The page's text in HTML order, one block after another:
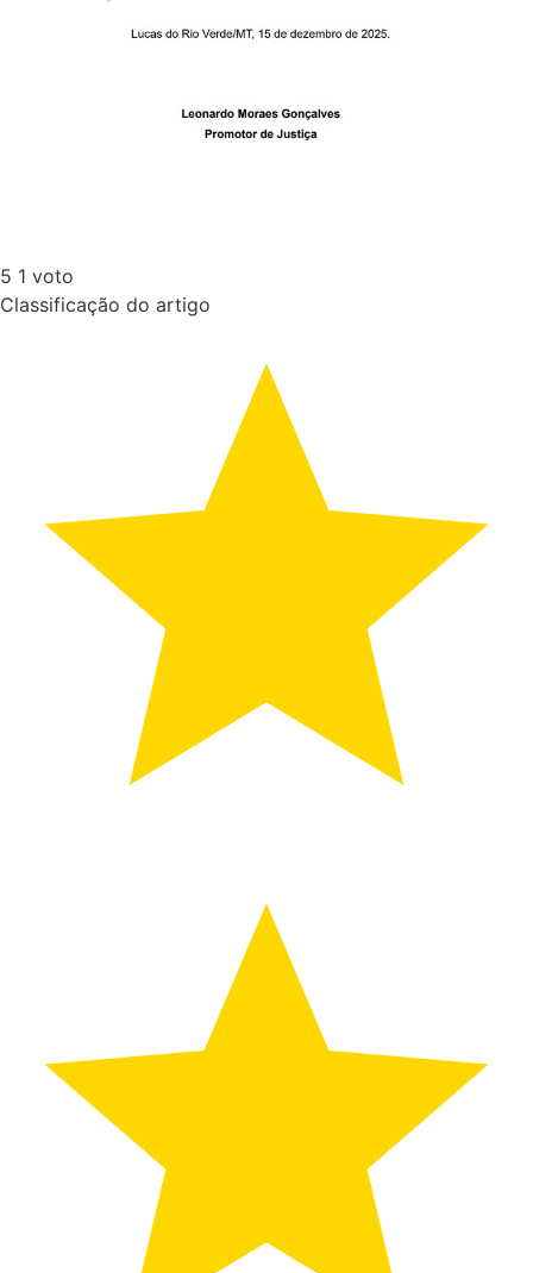
5 1 voto
Classificação do artigo